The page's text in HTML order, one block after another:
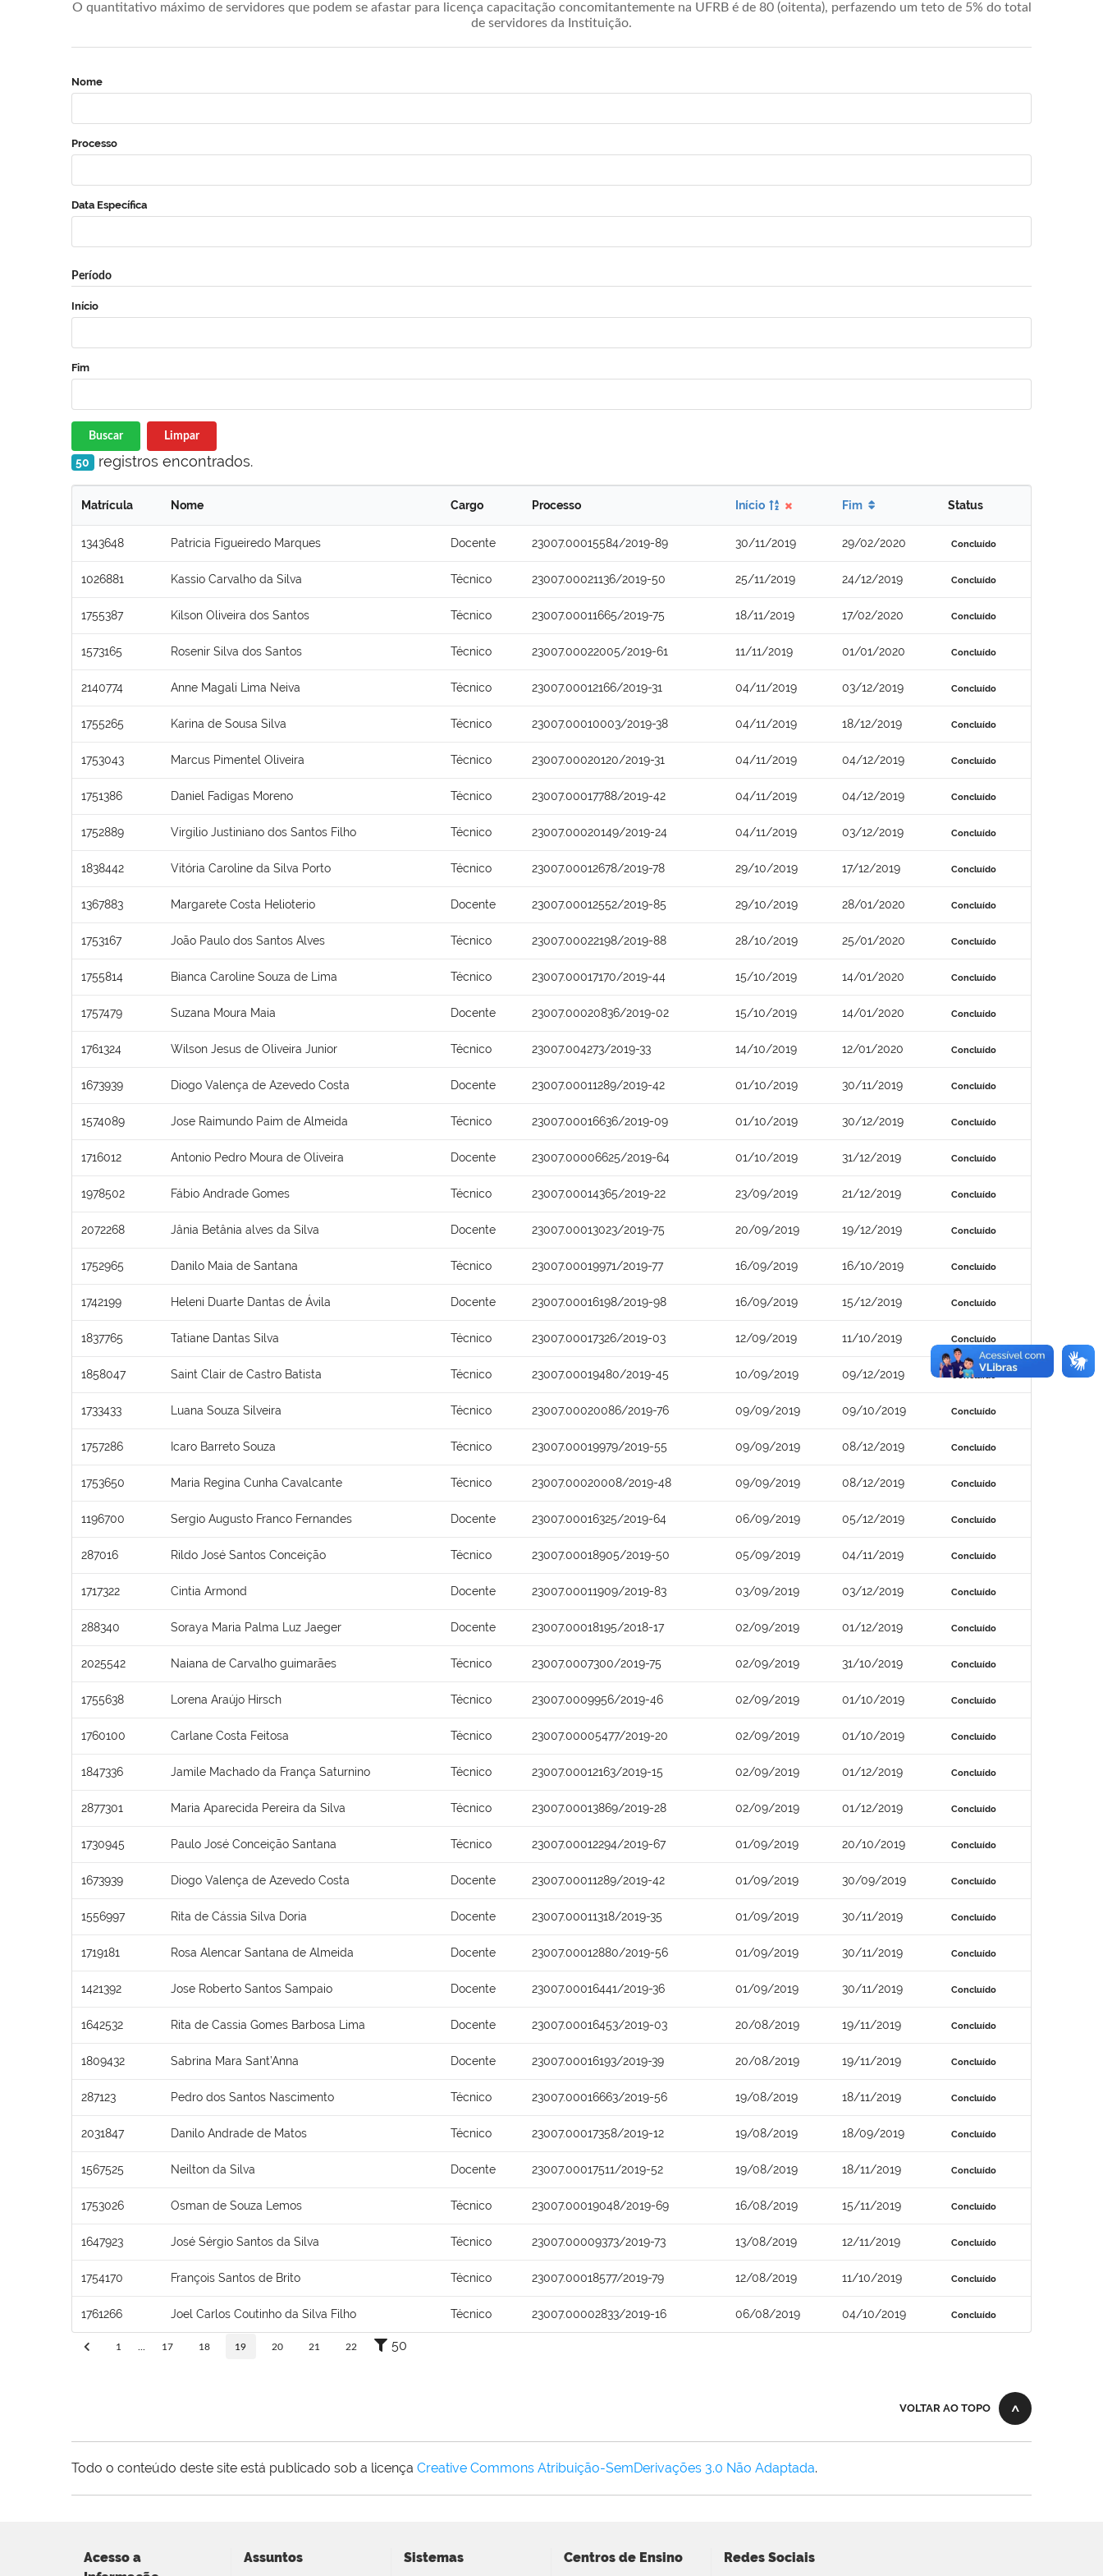
O quantitativo máximo de servidores que podem se afastar para licença capacitação concomitantemente na UFRB é de 80 (oitenta), perfazendo um teto de 5% do total
de servidores da Instituição.
Nome
Processo
Data Específica
Período
Início
Fim
Buscar Limpar
50 registros encontrados.
Matrícula Nome Cargo Processo Início Fim Status
1343648 Patricia Figueiredo Marques Docente 23007.00015584/2019-89 30/11/2019 29/02/2020 Concluído
1026881 Kassio Carvalho da Silva Técnico 23007.00021136/2019-50 25/11/2019 24/12/2019 Concluído
1755387 Kilson Oliveira dos Santos Técnico 23007.00011665/2019-75 18/11/2019 17/02/2020 Concluído
1573165 Rosenir Silva dos Santos Técnico 23007.00022005/2019-61 11/11/2019 01/01/2020 Concluído
2140774 Anne Magali Lima Neiva Técnico 23007.00012166/2019-31 04/11/2019 03/12/2019 Concluído
1755265 Karina de Sousa Silva Técnico 23007.00010003/2019-38 04/11/2019 18/12/2019 Concluído
1753043 Marcus Pimentel Oliveira Técnico 23007.00020120/2019-31 04/11/2019 04/12/2019 Concluído
1751386 Daniel Fadigas Moreno Técnico 23007.00017788/2019-42 04/11/2019 04/12/2019 Concluído
1752889 Virgilio Justiniano dos Santos Filho Técnico 23007.00020149/2019-24 04/11/2019 03/12/2019 Concluído
1838442 Vitória Caroline da Silva Porto Técnico 23007.00012678/2019-78 29/10/2019 17/12/2019 Concluído
1367883 Margarete Costa Helioterio Docente 23007.00012552/2019-85 29/10/2019 28/01/2020 Concluído
1753167 João Paulo dos Santos Alves Técnico 23007.00022198/2019-88 28/10/2019 25/01/2020 Concluído
1755814 Bianca Caroline Souza de Lima Técnico 23007.00017170/2019-44 15/10/2019 14/01/2020 Concluído
1757479 Suzana Moura Maia Docente 23007.00020836/2019-02 15/10/2019 14/01/2020 Concluído
1761324 Wilson Jesus de Oliveira Junior Técnico 23007.004273/2019-33 14/10/2019 12/01/2020 Concluído
1673939 Diogo Valença de Azevedo Costa Docente 23007.00011289/2019-42 01/10/2019 30/11/2019 Concluído
1574089 Jose Raimundo Paim de Almeida Técnico 23007.00016636/2019-09 01/10/2019 30/12/2019 Concluído
1716012 Antonio Pedro Moura de Oliveira Docente 23007.00006625/2019-64 01/10/2019 31/12/2019 Concluído
1978502 Fábio Andrade Gomes Técnico 23007.00014365/2019-22 23/09/2019 21/12/2019 Concluído
2072268 Jânia Betânia alves da Silva Docente 23007.00013023/2019-75 20/09/2019 19/12/2019 Concluído
1752965 Danilo Maia de Santana Técnico 23007.00019971/2019-77 16/09/2019 16/10/2019 Concluído
1742199 Heleni Duarte Dantas de Ávila Docente 23007.00016198/2019-98 16/09/2019 15/12/2019 Concluído
1837765 Tatiane Dantas Silva Técnico 23007.00017326/2019-03 12/09/2019 11/10/2019 Concluído
1858047 Saint Clair de Castro Batista Técnico 23007.00019480/2019-45 10/09/2019 09/12/2019 Concluído
1733433 Luana Souza Silveira Técnico 23007.00020086/2019-76 09/09/2019 09/10/2019 Concluído
1757286 Icaro Barreto Souza Técnico 23007.00019979/2019-55 09/09/2019 08/12/2019 Concluído
1753650 Maria Regina Cunha Cavalcante Técnico 23007.00020008/2019-48 09/09/2019 08/12/2019 Concluído
1196700 Sergio Augusto Franco Fernandes Docente 23007.00016325/2019-64 06/09/2019 05/12/2019 Concluído
287016 Rildo José Santos Conceição Técnico 23007.00018905/2019-50 05/09/2019 04/11/2019 Concluído
1717322 Cintia Armond Docente 23007.00011909/2019-83 03/09/2019 03/12/2019 Concluído
288340 Soraya Maria Palma Luz Jaeger Docente 23007.00018195/2018-17 02/09/2019 01/12/2019 Concluído
2025542 Naiana de Carvalho guimarães Técnico 23007.0007300/2019-75 02/09/2019 31/10/2019 Concluído
1755638 Lorena Araújo Hirsch Técnico 23007.0009956/2019-46 02/09/2019 01/10/2019 Concluído
1760100 Carlane Costa Feitosa Técnico 23007.00005477/2019-20 02/09/2019 01/10/2019 Concluído
1847336 Jamile Machado da França Saturnino Técnico 23007.00012163/2019-15 02/09/2019 01/12/2019 Concluído
2877301 Maria Aparecida Pereira da Silva Técnico 23007.00013869/2019-28 02/09/2019 01/12/2019 Concluído
1730945 Paulo José Conceição Santana Técnico 23007.00012294/2019-67 01/09/2019 20/10/2019 Concluído
1673939 Diogo Valença de Azevedo Costa Docente 23007.00011289/2019-42 01/09/2019 30/09/2019 Concluído
1556997 Rita de Cássia Silva Doria Docente 23007.00011318/2019-35 01/09/2019 30/11/2019 Concluído
1719181 Rosa Alencar Santana de Almeida Docente 23007.00012880/2019-56 01/09/2019 30/11/2019 Concluído
1421392 Jose Roberto Santos Sampaio Docente 23007.00016441/2019-36 01/09/2019 30/11/2019 Concluído
1642532 Rita de Cassia Gomes Barbosa Lima Docente 23007.00016453/2019-03 20/08/2019 19/11/2019 Concluído
1809432 Sabrina Mara Sant’Anna Docente 23007.00016193/2019-39 20/08/2019 19/11/2019 Concluído
287123 Pedro dos Santos Nascimento Técnico 23007.00016663/2019-56 19/08/2019 18/11/2019 Concluído
2031847 Danilo Andrade de Matos Técnico 23007.00017358/2019-12 19/08/2019 18/09/2019 Concluído
1567525 Neilton da Silva Docente 23007.00017511/2019-52 19/08/2019 18/11/2019 Concluído
1753026 Osman de Souza Lemos Técnico 23007.00019048/2019-69 16/08/2019 15/11/2019 Concluído
1647923 José Sérgio Santos da Silva Técnico 23007.00009373/2019-73 13/08/2019 12/11/2019 Concluído
1754170 François Santos de Brito Técnico 23007.00018577/2019-79 12/08/2019 11/10/2019 Concluído
1761266 Joel Carlos Coutinho da Silva Filho Técnico 23007.00002833/2019-16 06/08/2019 04/10/2019 Concluído
1 17 18 19 20 21 22 50
VOLTAR AO TOPO
Todo o conteúdo deste site está publicado sob a licença Creative Commons Atribuição-SemDerivações 3.0 Não Adaptada.
Acesso a
Assuntos Sistemas Centros de Ensino Redes Sociais